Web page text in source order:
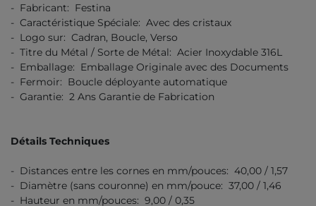
- Fabricant: Festina
- Caractéristique Spéciale: Avec des cristaux
- Logo sur: Cadran, Boucle, Verso
- Titre du Métal / Sorte de Métal: Acier Inoxydable 316L
- Emballage: Emballage Originale avec des Documents
- Fermoir: Boucle déployante automatique
- Garantie: 2 Ans Garantie de Fabrication
Détails Techniques
- Distances entre les cornes en mm/pouces: 40,00 / 1,57
- Diamètre (sans couronne) en mm/pouce: 37,00 / 1,46
- Hauteur en mm/pouces: 9,00 / 0,35